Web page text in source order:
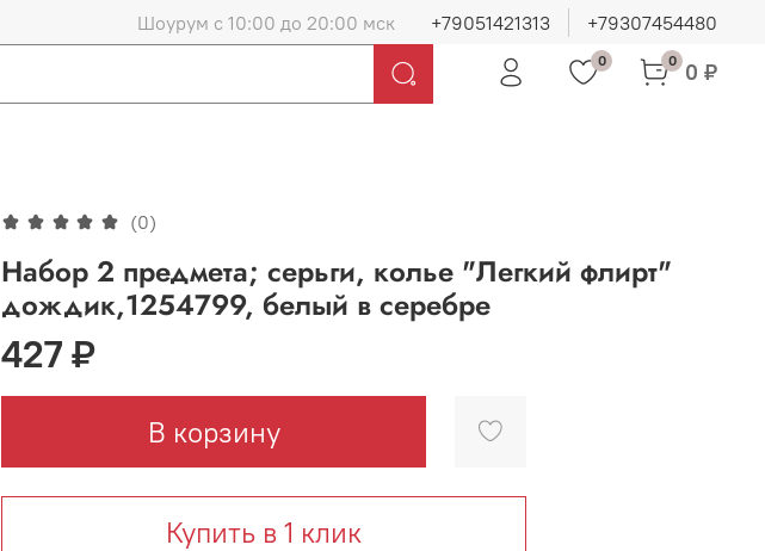
Шоурум с 10:00 до 20:00 мск +79051421313 +79307454480
0 0 0 ₽
(0)
Набор 2 предмета; серьги, колье "Легкий флирт"
дождик,1254799, белый в серебре
427 ₽
В корзину
Купить в 1 клик